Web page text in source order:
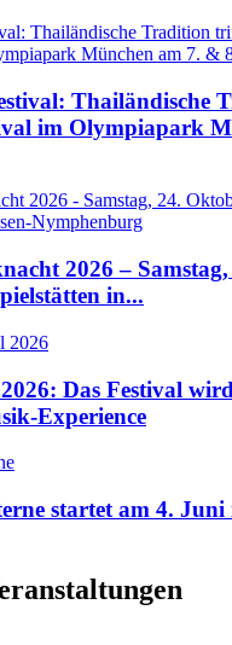
Thailändische
im Olympiapark
2026 – Samstag,
in...
Das Festival
Experience
startet am 4. Juni